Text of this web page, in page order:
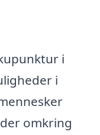
i
i
omkring